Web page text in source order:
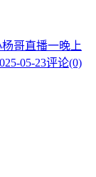
哥直播一晚上
05-23评论(0)